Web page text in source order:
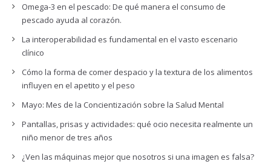
Omega-3 en el pescado: De qué manera el consumo de
pescado ayuda al corazón.
La interoperabilidad es fundamental en el vasto escenario
clínico
Cómo la forma de comer despacio y la textura de los alimentos
influyen en el apetito y el peso
Mayo: Mes de la Concientización sobre la Salud Mental
Pantallas, prisas y actividades: qué ocio necesita realmente un
niño menor de tres años
¿Ven las máquinas mejor que nosotros si una imagen es falsa?